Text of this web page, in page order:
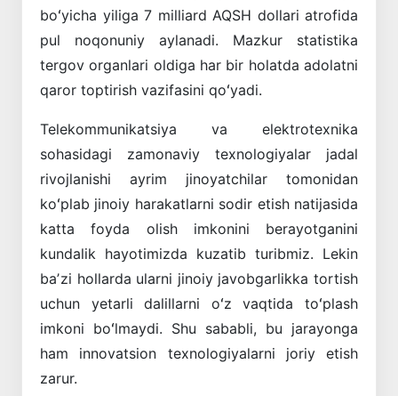
boʻyicha yiliga 7 milliard AQSH dollari atrofida
pul noqonuniy aylanadi. Mazkur statistika
tergov organlari oldiga har bir holatda adolatni
qaror toptirish vazifasini qoʻyadi.
Telekommunikatsiya va elektrotexnika
sohasidagi zamonaviy texnologiyalar jadal
rivojlanishi ayrim jinoyatchilar tomonidan
koʻplab jinoiy harakatlarni sodir etish natijasida
katta foyda olish imkonini berayotganini
kundalik hayotimizda kuzatib turibmiz. Lekin
baʼzi hollarda ularni jinoiy javobgarlikka tortish
uchun yetarli dalillarni oʻz vaqtida toʻplash
imkoni boʻlmaydi. Shu sababli, bu jarayonga
ham innovatsion texnologiyalarni joriy etish
zarur.